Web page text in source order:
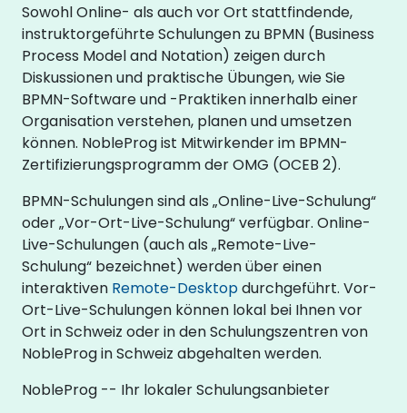
Sowohl Online- als auch vor Ort stattfindende,
instruktorgeführte Schulungen zu BPMN (Business
Process Model and Notation) zeigen durch
Diskussionen und praktische Übungen, wie Sie
BPMN-Software und -Praktiken innerhalb einer
Organisation verstehen, planen und umsetzen
können. NobleProg ist Mitwirkender im BPMN-
Zertifizierungsprogramm der OMG (OCEB 2).
BPMN-Schulungen sind als „Online-Live-Schulung“
oder „Vor-Ort-Live-Schulung“ verfügbar. Online-
Live-Schulungen (auch als „Remote-Live-
Schulung“ bezeichnet) werden über einen
interaktiven Remote-Desktopdurchgeführt. Vor-
Ort-Live-Schulungen können lokal bei Ihnen vor
Ort in Schweiz oder in den Schulungszentren von
NobleProg in Schweiz abgehalten werden.
NobleProg -- Ihr lokaler Schulungsanbieter